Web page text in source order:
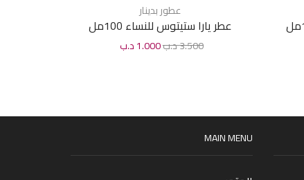
عطور بدينار
عطر يارا ستيتوس للنساء 100مل
3.500د.ب1.000د.ب
MAIN MENU